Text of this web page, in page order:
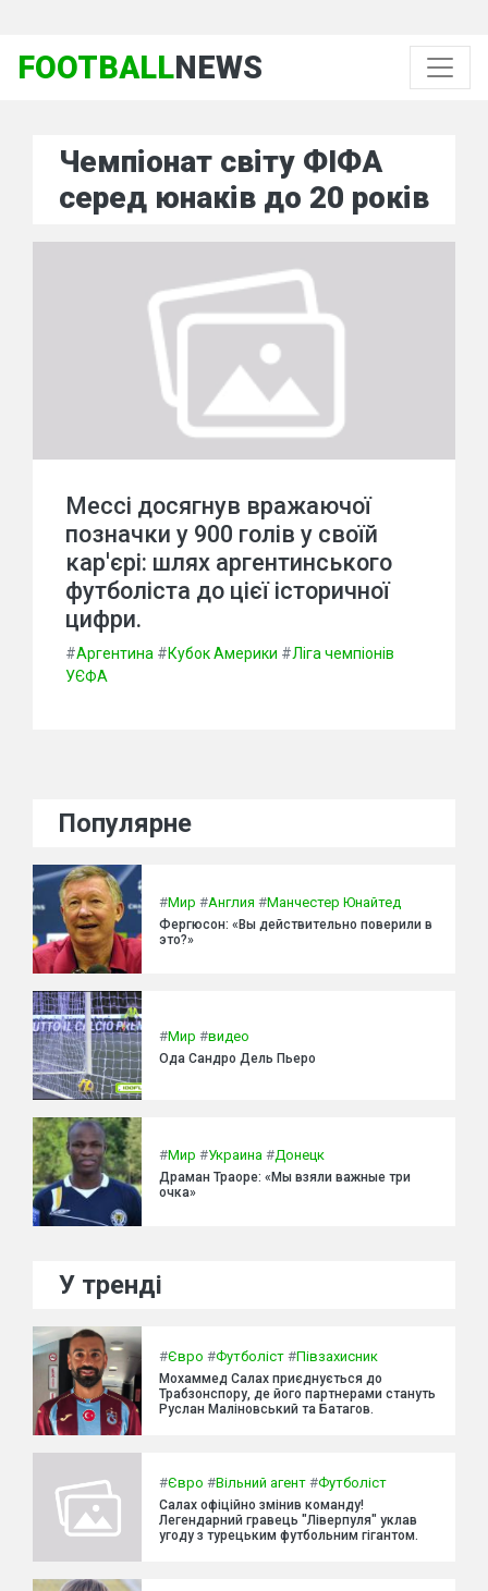
FOOTBALLNEWS
Чемпіонат світу ФІФА
серед юнаків до 20 років
Мессі досягнув вражаючої
позначки у 900 голів у своїй
кар'єрі: шлях аргентинського
футболіста до цієї історичної
цифри.
#Аргентина #Кубок Америки #Ліга чемпіонів
УЄФА
Популярне
#Мир #Англия #Манчестер Юнайтед
Фергюсон: «Вы действительно поверили в
это?»
#Мир #видео
Ода Сандро Дель Пьеро
#Мир #Украина #Донецк
Драман Траоре: «Мы взяли важные три
очка»
У тренді
#Євро #Футболіст #Півзахисник
Мохаммед Салах приєднується до
Трабзонспору, де його партнерами стануть
Руслан Маліновський та Батагов.
#Євро #Вільний агент #Футболіст
Салах офіційно змінив команду!
Легендарний гравець "Ліверпуля" уклав
угоду з турецьким футбольним гігантом.